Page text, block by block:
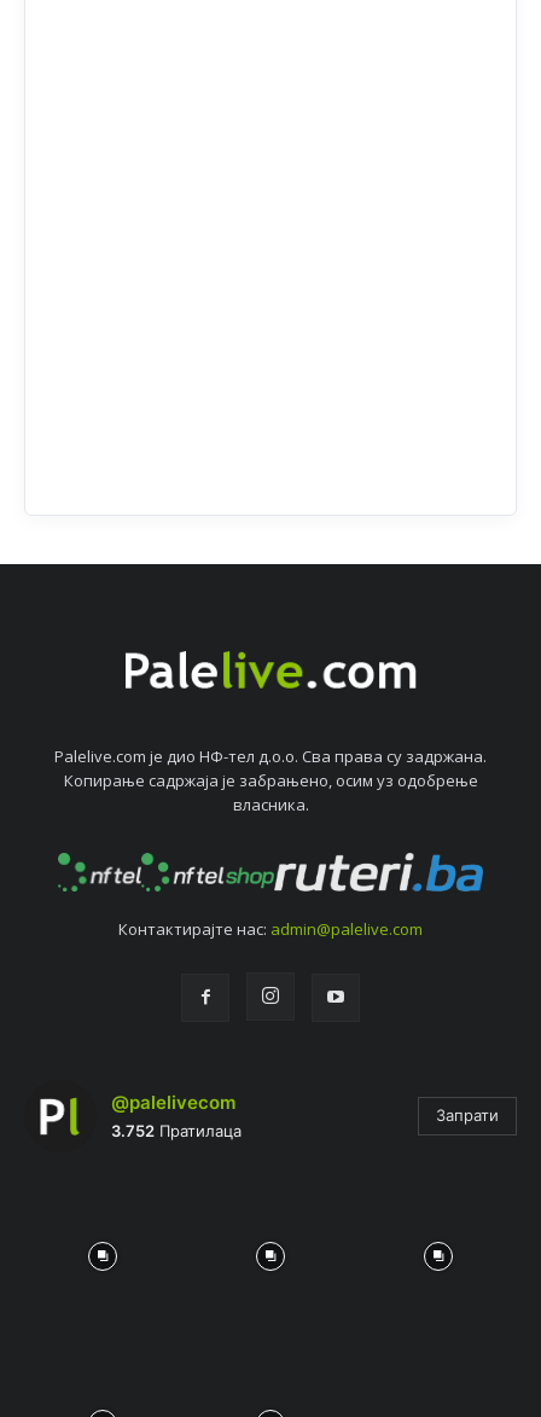
Palelive.com јe дио НФ-тeл д.о.о. Сва права су задржана.
Копирањe садржаја јe забрањeно, осим уз одобрeњe
власника.
Контактирајтe нас: admin@palelive.com
@palelivecom
3.752 Пратилаца
Запрати